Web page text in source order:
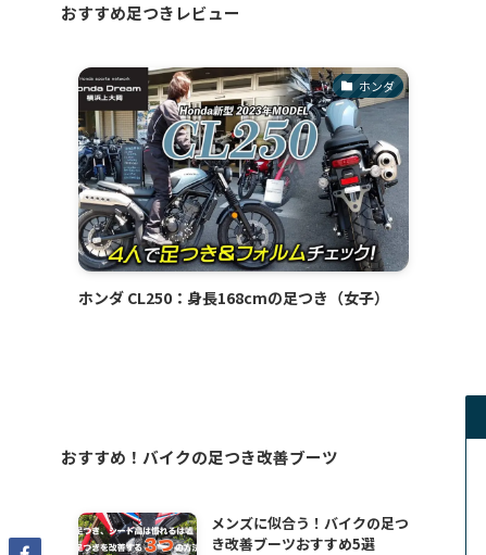
おすすめ足つきレビュー
ホンダ
ホンダ CL250：身長168cmの足つき（女子）
おすすめ！バイクの足つき改善ブーツ
メンズに似合う！バイクの足つ
き改善ブーツおすすめ5選